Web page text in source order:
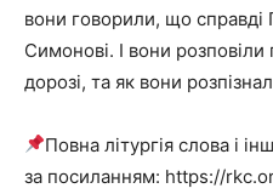
вони говорили, що справді
Симонові. І вони
дорозі, та як вони
Повна літургія слова і
за посиланням: https://